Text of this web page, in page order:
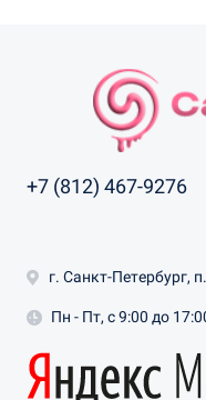
+7 (812) 467-9276
г. Санкт-Петербург,
Пн - Пт, с 9:00 до